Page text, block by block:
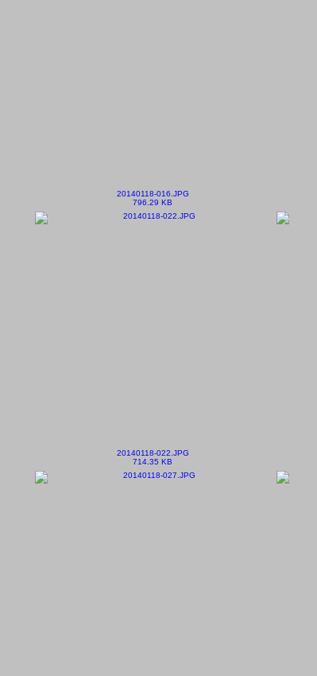
20140118-016.JPG
796.29 KB
20140118-022.JPG
714.35 KB